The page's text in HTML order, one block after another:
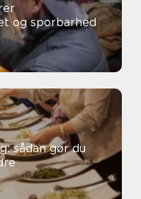
og sporbarhed
sådan gør du